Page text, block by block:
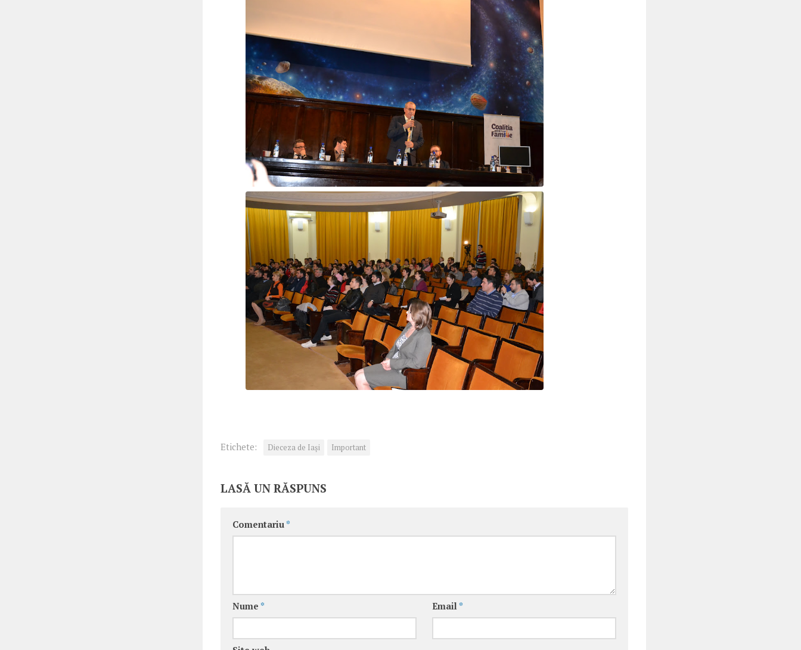
Etichete: Dieceza de Iași Important
LASĂ UN RĂSPUNS
Comentariu *
Nume * Email *